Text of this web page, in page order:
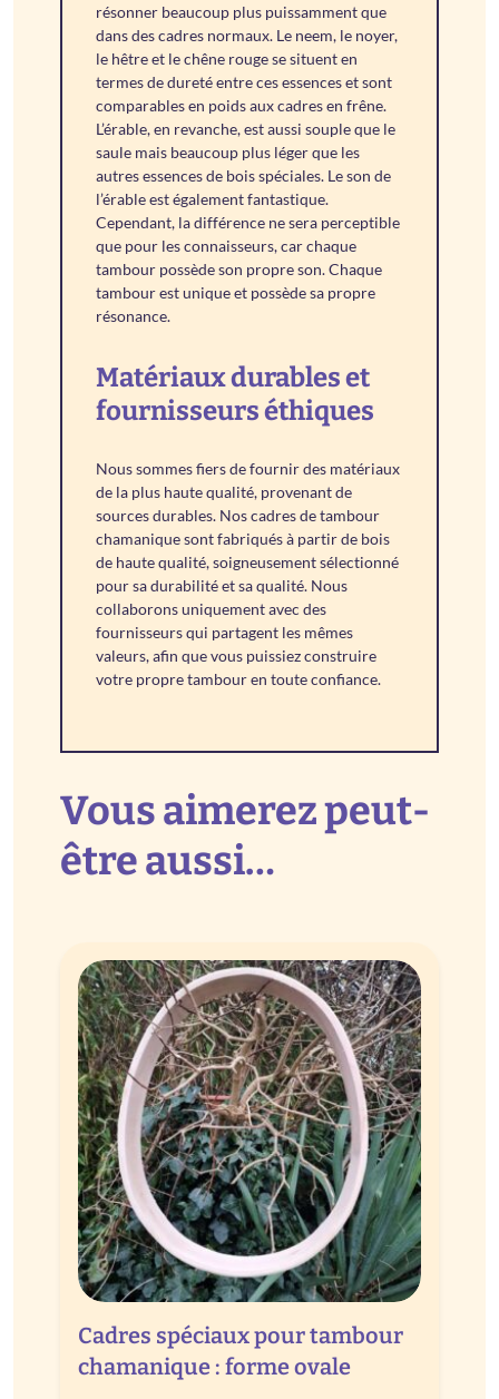
résonner beaucoup plus puissamment que
dans des cadres normaux. Le neem, le noyer,
le hêtre et le chêne rouge se situent en
termes de dureté entre ces essences et sont
comparables en poids aux cadres en frêne.
L’érable, en revanche, est aussi souple que le
saule mais beaucoup plus léger que les
autres essences de bois spéciales. Le son de
l’érable est également fantastique.
Cependant, la différence ne sera perceptible
que pour les connaisseurs, car chaque
tambour possède son propre son. Chaque
tambour est unique et possède sa propre
résonance.
Matériaux durables et
fournisseurs éthiques
Nous sommes fiers de fournir des matériaux
de la plus haute qualité, provenant de
sources durables. Nos cadres de tambour
chamanique sont fabriqués à partir de bois
de haute qualité, soigneusement sélectionné
pour sa durabilité et sa qualité. Nous
collaborons uniquement avec des
fournisseurs qui partagent les mêmes
valeurs, afin que vous puissiez construire
votre propre tambour en toute confiance.
Vous aimerez peut-
être aussi…
Cadres spéciaux pour tambour
chamanique : forme ovale